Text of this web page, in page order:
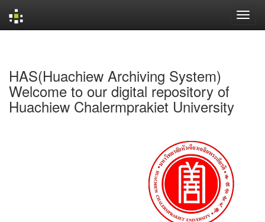
HAS(Huachiew Archiving System)
Welcome to our digital repository of
Huachiew Chalermprakiet University